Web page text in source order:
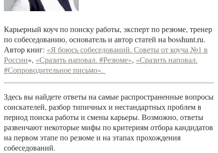
Карьерный коуч по поиску работы, эксперт по резюме, тренер
по собеседованию, основатель и автор статей на bosshunt.ru.
Автор книг: «Я боюсь собеседований. Советы от коуча №1 в
России«, «Сразить наповал. #Резюме», «Сразить наповал.
#Сопроводительное письмо».
Здесь вы найдете ответы на самые распространенные вопросы
соискателей, разбор типичных и нестандартных проблем в
период поиска работы и смены карьеры. Возможно, ответы
развенчают некоторые мифы по критериям отбора кандидатов
на первом этапе по резюме и на этапах прохождения
собеседований.